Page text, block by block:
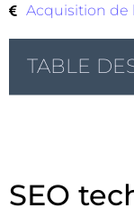
Acquisition de
TABLE
SEO